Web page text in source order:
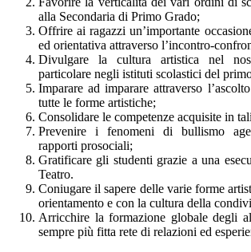
alla Secondaria di Primo Grado;
Offrire ai ragazzi un’importante
ed orientativa attraverso l’incontro-
Divulgare la cultura artistica nel
particolare negli istituti scolastici del
Imparare ad imparare attraverso
tutte le forme artistiche;
Consolidare le competenze acquisite in
Prevenire i fenomeni di bullismo
rapporti prosociali;
Gratificare gli studenti grazie a una
Teatro.
Coniugare il sapere delle varie forme
orientamento e con la cultura della
Arricchire la formazione globale degli
sempre più fitta rete di relazioni ed